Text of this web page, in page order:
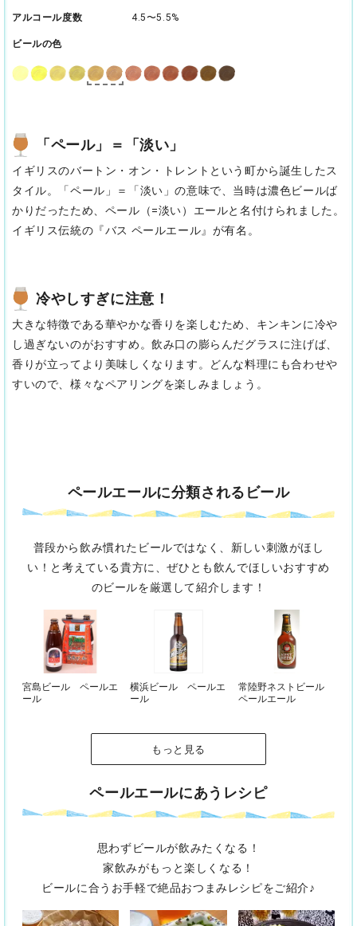
アルコール度数 4.5〜5.5%
ビールの色
「ペール」＝「淡い」
イギリスのバートン・オン・トレントという町から誕生したス
タイル。「ペール」＝「淡い」の意味で、当時は濃色ビールば
かりだったため、ペール（=淡い）エールと名付けられました。
イギリス伝統の『バス ペールエール』が有名。
冷やしすぎに注意！
大きな特徴である華やかな香りを楽しむため、キンキンに冷や
し過ぎないのがおすすめ。飲み口の膨らんだグラスに注げば、
香りが立ってより美味しくなります。どんな料理にも合わせや
すいので、様々なペアリングを楽しみましょう。
ペールエールに分類されるビール
普段から飲み慣れたビールではなく、新しい刺激がほし
い！と考えている貴方に、ぜひとも飲んでほしいおすすめ
のビールを厳選して紹介します！
宮島ビール ペールエ
ール
横浜ビール ペールエ
ール
常陸野ネストビール
ペールエール
もっと見る
ペールエールにあうレシピ
思わずビールが飲みたくなる！
家飲みがもっと楽しくなる！
ビールに合うお手軽で絶品おつまみレシピをご紹介♪